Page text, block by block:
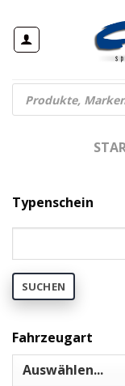
Inhalt
springen
Products
search
Typenschein
SUCHEN
Fahrzeugart